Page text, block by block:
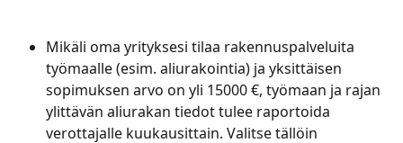
Mikäli oma yrityksesi tilaa rakennuspalveluita
työmaalle (esim. aliurakointia) ja yksittäisen
sopimuksen arvo on yli 15000 €, työmaan ja rajan
ylittävän aliurakan tiedot tulee raportoida
verottajalle kuukausittain. Valitse tällöin